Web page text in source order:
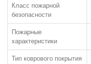
ПО ТИПУ:
Бытовой
Коммерческий
Ковровая плитка
Класс пожарной
безопасности
Пожарные
характеристики
Тип коврового покрытия